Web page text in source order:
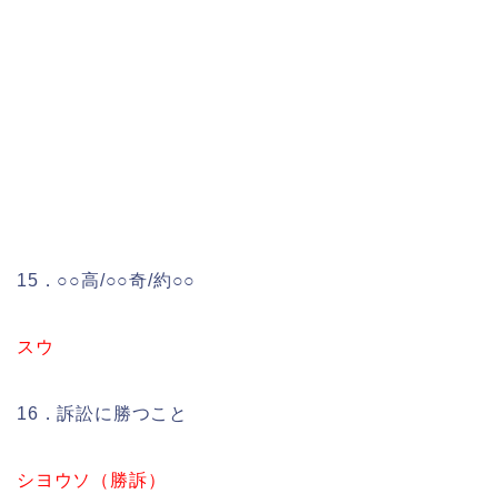
15．○○高/○○奇/約○○
スウ
16．訴訟に勝つこと
シヨウソ（勝訴）